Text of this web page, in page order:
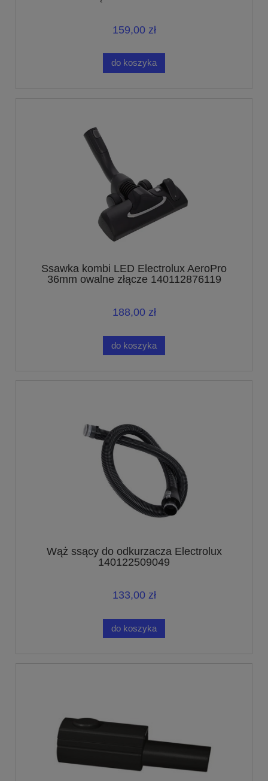
159,00 zł
do koszyka
Ssawka kombi LED Electrolux AeroPro
36mm owalne złącze 140112876119
188,00 zł
do koszyka
Wąż ssący do odkurzacza Electrolux
140122509049
133,00 zł
do koszyka